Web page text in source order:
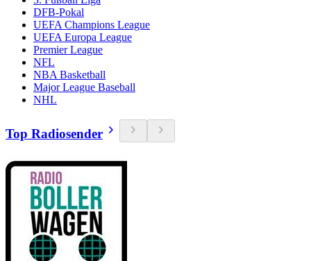
DFB-Pokal
UEFA Champions League
UEFA Europa League
Premier League
NFL
NBA Basketball
Major League Baseball
NHL
Top Radiosender